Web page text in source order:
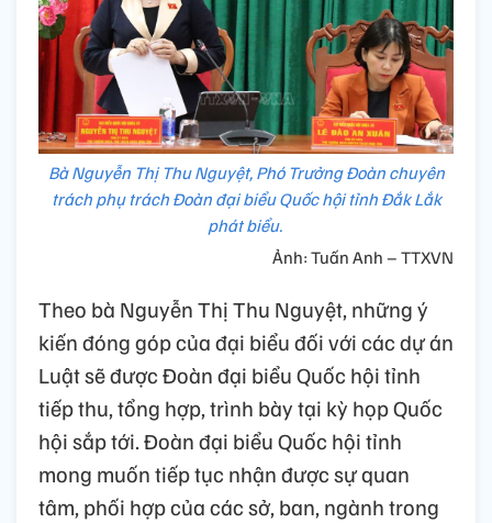
Bà Nguyễn Thị Thu Nguyệt, Phó Trưởng Đoàn chuyên
trách phụ trách Đoàn đại biểu Quốc hội tỉnh Đắk Lắk
phát biểu.
Ảnh: Tuấn Anh – TTXVN
Theo bà Nguyễn Thị Thu Nguyệt, những ý
kiến đóng góp của đại biểu đối với các dự án
Luật sẽ được Đoàn đại biểu Quốc hội tỉnh
tiếp thu, tổng hợp, trình bày tại kỳ họp Quốc
hội sắp tới. Đoàn đại biểu Quốc hội tỉnh
mong muốn tiếp tục nhận được sự quan
tâm, phối hợp của các sở, ban, ngành trong